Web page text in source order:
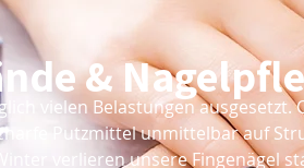
&
vielen Belastungen
Putzmittel unmittelbar auf
verlieren unsere Fingenägel